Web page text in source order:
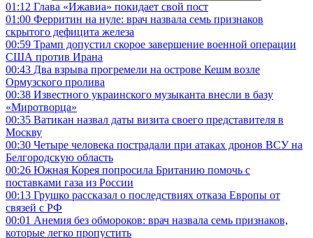
01:12 Глава «Ижавиа» покидает свой пост
01:00 Ферритин на нуле: врач назвала семь признаков
скрытого дефицита железа
00:59 Трамп допустил скорое завершение военной операции
США против Ирана
00:43 Два взрыва прогремели на острове Кешм возле
Ормузского пролива
00:38 Известного украинского музыканта внесли в базу
«Миротворца»
00:35 Ватикан назвал даты визита своего представителя в
Москву
00:30 Четыре человека пострадали при атаках дронов ВСУ на
Белгородскую область
00:26 Южная Корея попросила Британию помочь с
поставками газа из России
00:13 Грушко рассказал о последствиях отказа Европы от
связей с РФ
00:01 Анемия без обмороков: врач назвала семь признаков,
которые легко пропустить